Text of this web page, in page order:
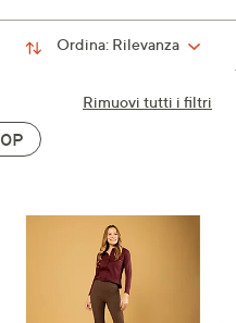
Ordina: Rilevanza
Rimuovi tutti i filtri